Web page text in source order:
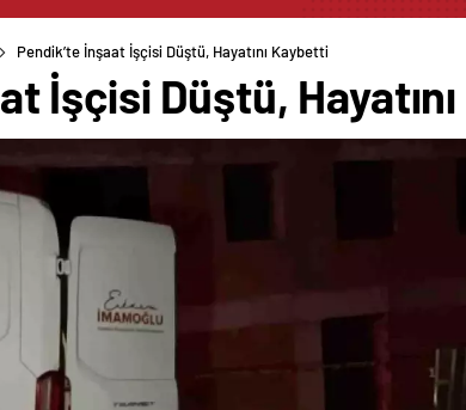
Pendik’te İnşaat İşçisi Düştü, Hayatını Kaybetti
İşçisi Düştü,